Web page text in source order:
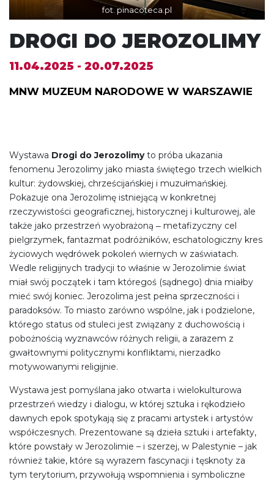
fot. pinacoteca.pl
DROGI DO JEROZOLIMY
11.04.2025 - 20.07.2025
MNW MUZEUM NARODOWE W WARSZAWIE
Wystawa Drogi do Jerozolimyto próba ukazania
fenomenu Jerozolimy jako miasta świętego trzech wielkich
kultur: żydowskiej, chrześcijańskiej i muzułmańskiej.
Pokazuje ona Jerozolimę istniejącą w konkretnej
rzeczywistości geograficznej, historycznej i kulturowej, ale
także jako przestrzeń wyobrażoną ‒ metafizyczny cel
pielgrzymek, fantazmat podróżników, eschatologiczny kres
życiowych wędrówek pokoleń wiernych w zaświatach.
Wedle religijnych tradycji to właśnie w Jerozolimie świat
miał swój początek i tam któregoś (sądnego) dnia miałby
mieć swój koniec. Jerozolima jest pełna sprzeczności i
paradoksów. To miasto zarówno wspólne, jak i podzielone,
którego status od stuleci jest związany z duchowością i
pobożnością wyznawców różnych religii, a zarazem z
gwałtownymi politycznymi konfliktami, nierzadko
motywowanymi religijnie.
Wystawa jest pomyślana jako otwarta i wielokulturowa
przestrzeń wiedzy i dialogu, w której sztuka i rękodzieło
dawnych epok spotykają się z pracami artystek i artystów
współczesnych. Prezentowane są dzieła sztuki i artefakty,
które powstały w Jerozolimie – i szerzej, w Palestynie – jak
również takie, które są wyrazem fascynacji i tęsknoty za
tym terytorium, przywołują wspomnienia i symboliczne